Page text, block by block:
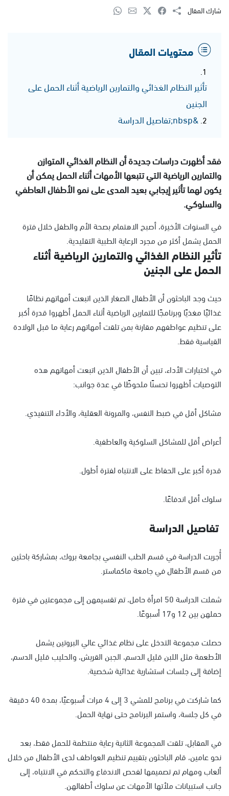
شارك المقال
محتويات المقال
تأثير النظام الغذائي والتمارين الرياضية أثناء الحمل على
الجنين
&nbsp;تفاصيل الدراسة
فقد أظهرت دراسات جديدة أن النظام الغذائي المتوازن
والتمارين الرياضية التي تتبعها الأمهات أثناء الحمل يمكن أن
يكون لهما تأثير إيجابي بعيد المدى على نمو الأطفال العاطفي
والسلوكي.
في السنوات الأخيرة، أصبح الاهتمام بصحة الأم والطفل خلال فترة
الحمل يشمل أكثر من مجرد الرعاية الطبية التقليدية.
تأثير النظام الغذائي والتمارين الرياضية أثناء
الحمل على الجنين
حيث وجد الباحثون أن الأطفال الصغار الذين اتبعت أمهاتهم نظامًا
غذائيًا مغذيًا وبرنامجًا للتمارين الرياضية أثناء الحمل أظهروا قدرة أكبر
على تنظيم عواطفهم مقارنة بمن تلقت أمهاتهم رعاية ما قبل الولادة
القياسية فقط.
في اختبارات الأداء، تبين أن الأطفال الذين اتبعت أمهاتهم هذه
التوصيات أظهروا تحسنًا ملحوظًا في عدة جوانب:
مشاكل أقل في ضبط النفس، والمرونة العقلية، والأداء التنفيذي.
أعراض أقل للمشاكل السلوكية والعاطفية.
قدرة أكبر على الحفاظ على الانتباه لفترة أطول.
سلوك أقل اندفاعًا.
تفاصيل الدراسة
أُجريت الدراسة في قسم الطب النفسي بجامعة بروك، بمشاركة باحثين
من قسم الأطفال في جامعة ماكماستر.
شملت الدراسة 50 امرأة حامل، تم تقسيمهن إلى مجموعتين في فترة
حملهن بين 12 و17 أسبوعًا.
حصلت مجموعة التدخل على نظام غذائي عالي البروتين يشمل
الأطعمة مثل اللبن قليل الدسم، الجبن القريش، والحليب قليل الدسم،
إضافة إلى جلسات استشارية غذائية شخصية.
كما شاركت في برنامج للمشي 3 إلى 4 مرات أسبوعيًا، بمدة 40 دقيقة
في كل جلسة، واستمر البرنامج حتى نهاية الحمل.
في المقابل، تلقت المجموعة الثانية رعاية منتظمة للحمل فقط، بعد
نحو عامين، قام الباحثون بتقييم تنظيم العواطف لدى الأطفال من خلال
ألعاب ومهام تم تصميمها لفحص الاندفاع والتحكم في الانتباه، إلى
جانب استبيانات ملأتها الأمهات عن سلوك أطفالهن.